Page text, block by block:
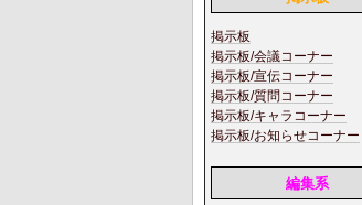
掲示板
掲示板/会議コーナー
掲示板/宣伝コーナー
掲示板/質問コーナー
掲示板/キャラコーナー
掲示板/お知らせコーナー
編集系